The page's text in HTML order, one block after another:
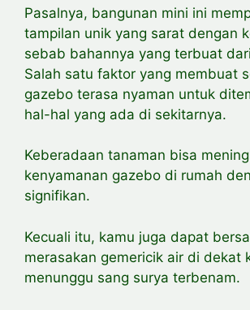
Pasalnya, bangunan mini ini
tampilan unik yang sarat dengan
sebab bahannya yang terbuat
Salah satu faktor yang membuat
gazebo terasa nyaman untuk
hal-hal yang ada di sekitarnya.
Keberadaan tanaman bisa
kenyamanan gazebo di rumah
signifikan.
Kecuali itu, kamu juga dapat
merasakan gemericik air di dekat
menunggu sang surya terbenam.